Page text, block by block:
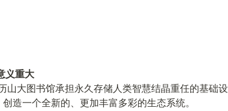
义重大
山大图书馆承担永久存储人类智慧结晶重任的基础
造一个全新的、更加丰富多彩的生态系统。